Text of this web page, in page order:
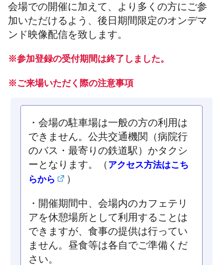
会場での開催に加えて、より多くの方にご参
加いただけるよう、後日期間限定のオンデマ
ンド映像配信を致します。
※参加登録の受付期間は終了しました。
※ご来場いただく際の注意事項
・会場の駐車場は一般の方の利用は
できません。公共交通機関（病院行
のバス・最寄りの鉄道駅）かタクシ
ーとなります。（ アクセス方法はこち
らから
）
・開催期間中、会場内のカフェテリ
アを休憩場所として利用することは
できますが、食事の提供は行ってい
ません。昼食等は各自でご準備くだ
さい。